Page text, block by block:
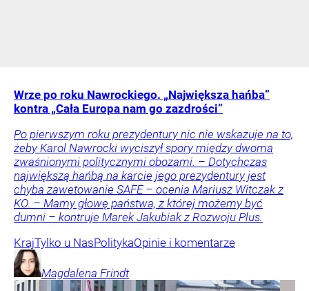
Wrze po roku Nawrockiego. „Największa hańba”
kontra „Cała Europa nam go zazdrości”
Po pierwszym roku prezydentury nic nie wskazuje na to,
żeby Karol Nawrocki wyciszył spory między dwoma
zwaśnionymi politycznymi obozami. – Dotychczas
największą hańbą na karcie jego prezydentury jest
chyba zawetowanie SAFE – ocenia Mariusz Witczak z
KO. – Mamy głowę państwa, z której możemy być
dumni – kontruje Marek Jakubiak z Rozwoju Plus.
KrajTylko u NasPolitykaOpinie i komentarze
Magdalena Frindt